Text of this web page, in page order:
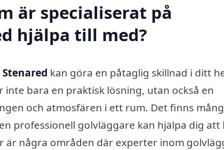
är specialiserat på
hjälpa till med?
kan göra en påtaglig skillnad i ditt
bara en praktisk lösning, utan också en
och atmosfären i ett rum. Det finns
professionell golvläggare kan hjälpa dig att
är några områden där experter inom